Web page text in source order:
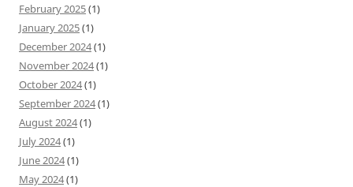
February 2025(1)
January 2025(1)
December 2024(1)
November 2024(1)
October 2024(1)
September 2024(1)
August 2024(1)
July 2024(1)
June 2024(1)
May 2024(1)